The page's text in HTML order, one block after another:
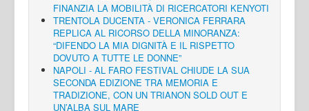
FINANZIA LA MOBILITÀ DI RICERCATORI KENYOTI
TRENTOLA DUCENTA - VERONICA FERRARA
REPLICA AL RICORSO DELLA MINORANZA:
“DIFENDO LA MIA DIGNITÀ E IL RISPETTO
DOVUTO A TUTTE LE DONNE”
NAPOLI - AL FARO FESTIVAL CHIUDE LA SUA
SECONDA EDIZIONE TRA MEMORIA E
TRADIZIONE, CON UN TRIANON SOLD OUT E
UN’ALBA SUL MARE